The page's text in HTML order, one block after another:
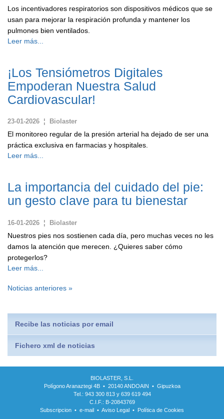
Los incentivadores respiratorios son dispositivos médicos que se
usan para mejorar la respiración profunda y mantener los
pulmones bien ventilados.
Leer más...
¡Los Tensiómetros Digitales
Empoderan Nuestra Salud
Cardiovascular!
23-01-2026 ¦ Biolaster
El monitoreo regular de la presión arterial ha dejado de ser una
práctica exclusiva en farmacias y hospitales.
Leer más...
La importancia del cuidado del pie:
un gesto clave para tu bienestar
16-01-2026 ¦ Biolaster
Nuestros pies nos sostienen cada día, pero muchas veces no les
damos la atención que merecen. ¿Quieres saber cómo
protegerlos?
Leer más...
Noticias anteriores »
Recibe las noticias por email
Fichero xml de noticias
BIOLASTER, S.L.
Polígono Aranaztegi 4B • 20140 ANDOAIN • Gipuzkoa
Tel.: 943 300 813 y 639 619 494
C.I.F.: B-20843769
Subscripcion • e-mail • Aviso Legal • Política de Cookies